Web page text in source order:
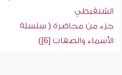
الشنقيطي
جزء من محاضرة ( سلسلة
الأسماء والصفات [6])